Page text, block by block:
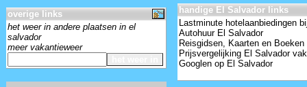
overige links
het weer in andere plaatsen in el
salvador
meer vakantieweer
handige El Salvador links
Lastminute hotelaanbiedingen
Autohuur El Salvador
Reisgidsen, Kaarten en
Prijsvergelijking El Salvador
Googlen op El Salvador